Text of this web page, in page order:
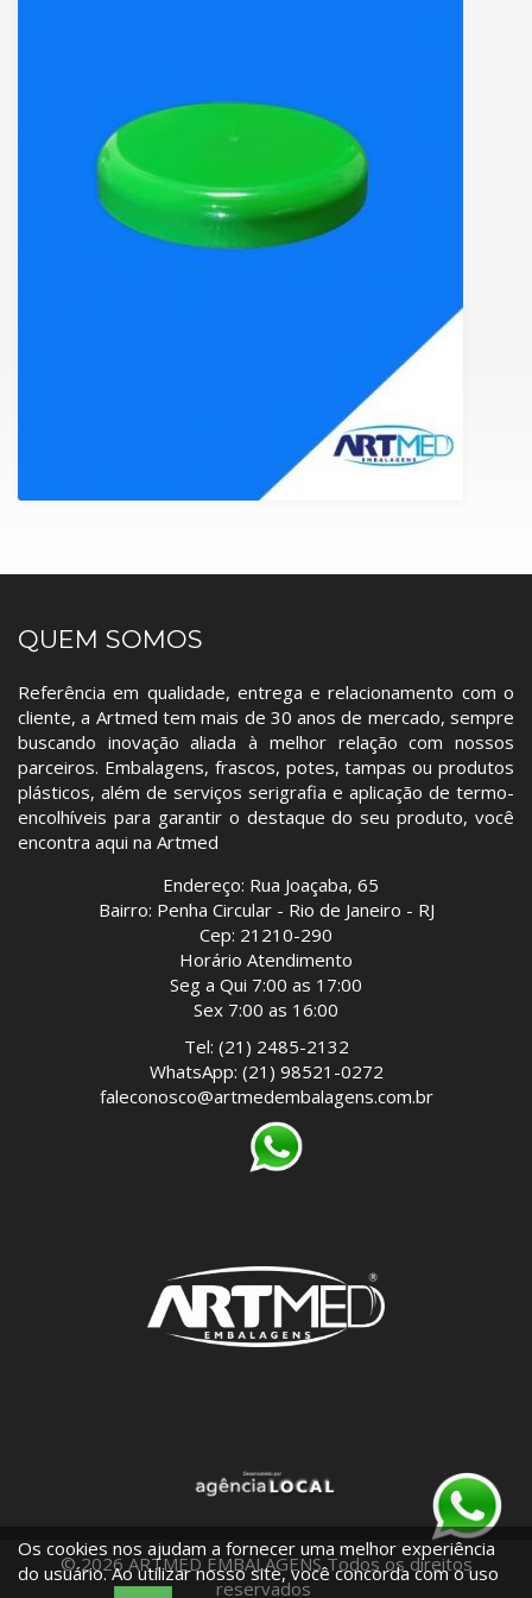
Os cookies nos ajudam a fornecer uma melhor experiência
do usuário. Ao utilizar nosso site, você concorda com o uso
QUEM SOMOS
Referência em qualidade, entrega e relacionamento com o
cliente, a Artmed tem mais de 30 anos de mercado, sempre
buscando inovação aliada à melhor relação com nossos
parceiros. Embalagens, frascos, potes, tampas ou produtos
plásticos, além de serviços serigrafia e aplicação de termo-
encolhíveis para garantir o destaque do seu produto, você
encontra aqui na Artmed
Endereço: Rua Joaçaba, 65
Bairro: Penha Circular - Rio de Janeiro - RJ
Cep: 21210-290
Horário Atendimento
Seg a Qui 7:00 as 17:00
Sex 7:00 as 16:00
Tel: (21) 2485-2132
WhatsApp: (21) 98521-0272
faleconosco@artmedembalagens.com.br
© 2026 ARTMED EMBALAGENS Todos os direitos
reservados